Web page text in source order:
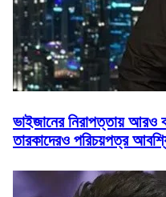
ভাইজানের নিরাপত্তায় আরও
তারকাদেরও পরিচয়পত্র